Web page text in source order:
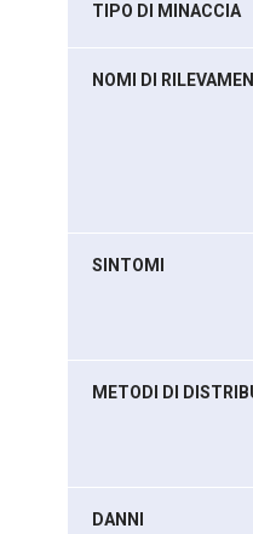
TIPO DI MINACCIA
NOMI DI
SINTOMI
METODI DI
DANNI